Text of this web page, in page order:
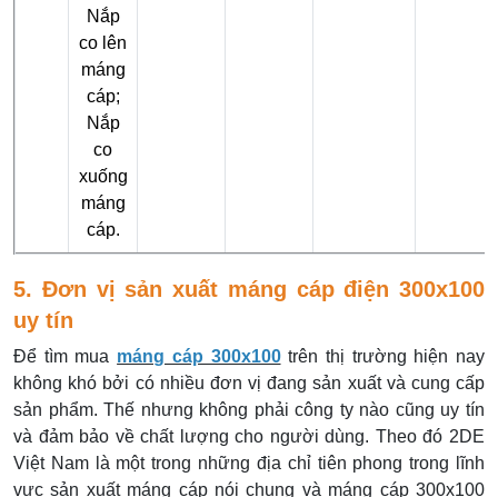
Nắp
co lên
máng
cáp;
Nắp
co
xuống
máng
cáp.
5. Đơn vị sản xuất máng cáp điện 300x100
uy tín
Để tìm mua máng cáp 300x100trên thị trường hiện nay
không khó bởi có nhiều đơn vị đang sản xuất và cung cấp
sản phẩm. Thế nhưng không phải công ty nào cũng uy tín
và đảm bảo về chất lượng cho người dùng. Theo đó 2DE
Việt Nam là một trong những địa chỉ tiên phong trong lĩnh
vực sản xuất máng cáp nói chung và máng cáp 300x100